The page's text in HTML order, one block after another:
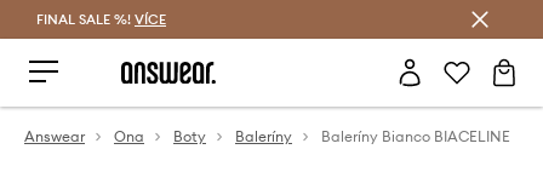
FINAL SALE %! VÍCE
Answear Ona Boty Baleríny Baleríny Bianco BIACELINE